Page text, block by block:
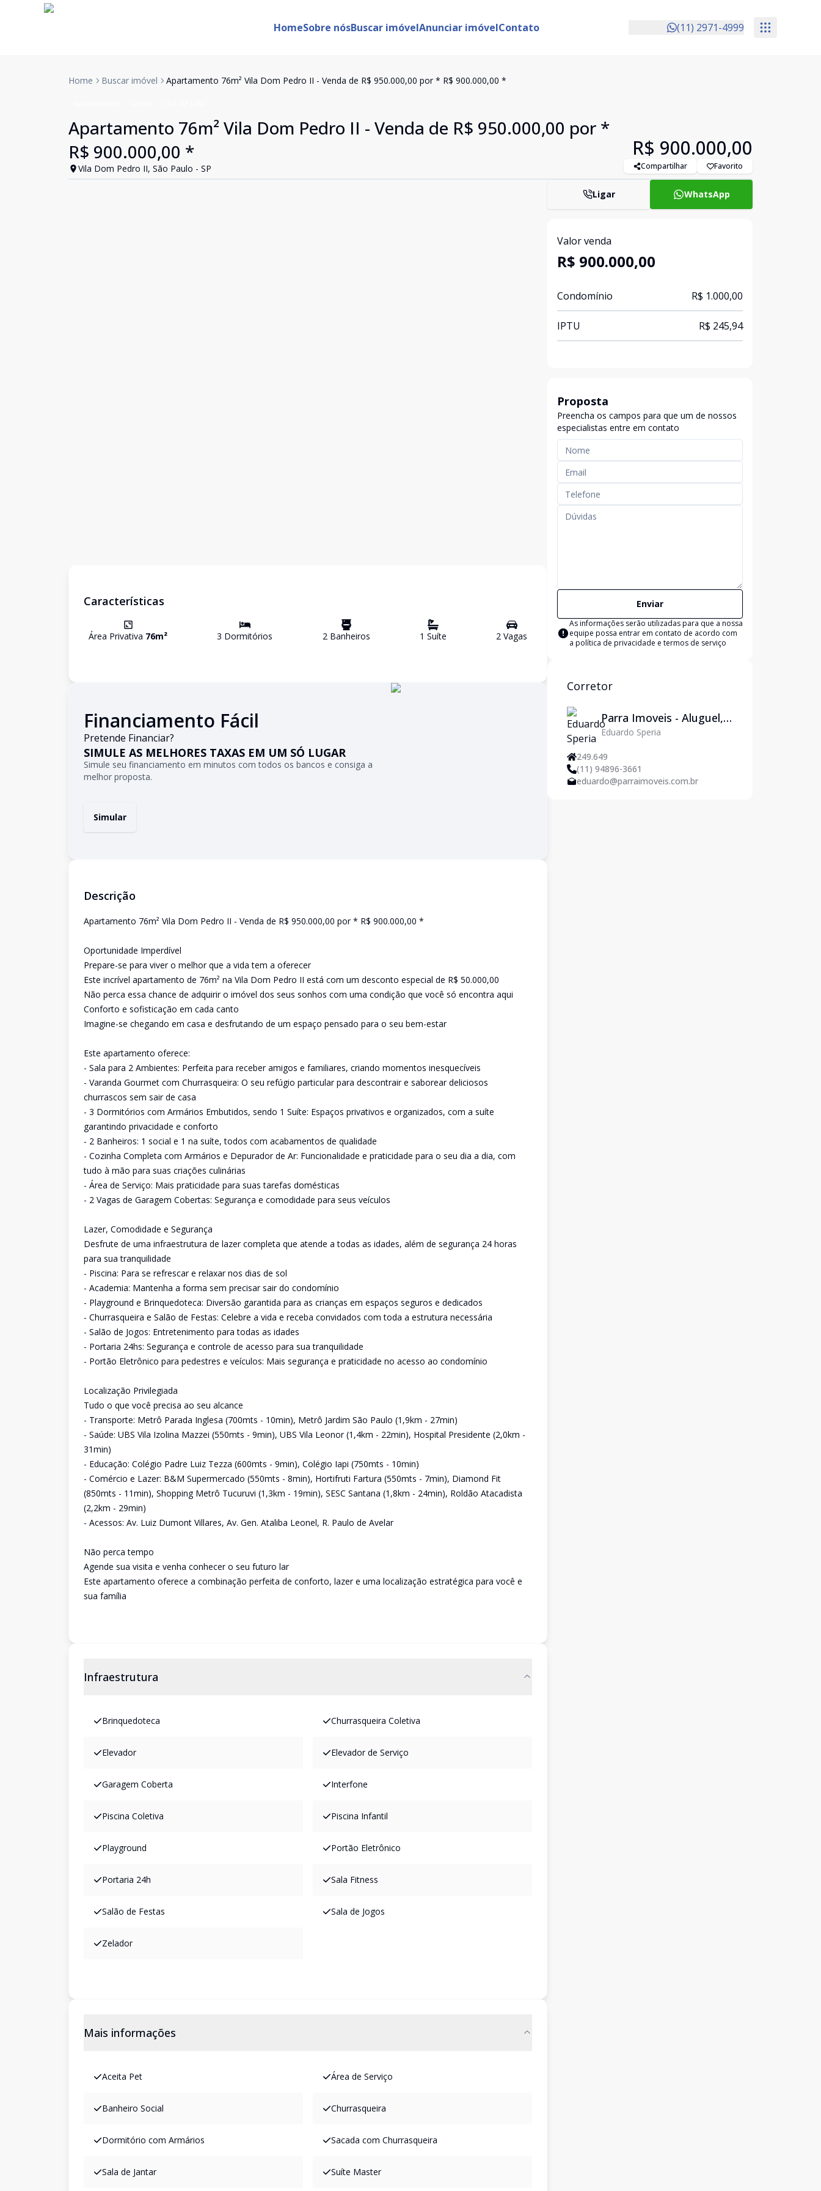
HomeSobre nósBuscar imóvelAnunciar imóvelContato (11) 2971-4999
Home Buscar imóvel Apartamento 76m² Vila Dom Pedro II - Venda de R$ 950.000,00 por * R$ 900.000,00 *
Apartamento 76m² Vila Dom Pedro II - Venda de R$ 950.000,00 por *
R$ 900.000,00 *
Vila Dom Pedro II, São Paulo - SP
R$ 900.000,00
Compartilhar Favorito
Características
Área Privativa 76m² 3 Dormitórios 2Banheiros 1 Suíte 2 Vagas
Financiamento Fácil
Pretende Financiar?
SIMULE AS MELHORES TAXAS EM UM SÓ LUGAR
Simule seu financiamento em minutos com todos os bancos e consiga a
melhor proposta.
Simular
Descrição
Apartamento 76m² Vila Dom Pedro II - Venda de R$ 950.000,00 por * R$ 900.000,00 *
Oportunidade Imperdível
Prepare-se para viver o melhor que a vida tem a oferecer
Este incrível apartamento de 76m² na Vila Dom Pedro II está com um desconto especial de R$ 50.000,00
Não perca essa chance de adquirir o imóvel dos seus sonhos com uma condição que você só encontra aqui
Conforto e sofisticação em cada canto
Imagine-se chegando em casa e desfrutando de um espaço pensado para o seu bem-estar
Este apartamento oferece:
- Sala para 2 Ambientes: Perfeita para receber amigos e familiares, criando momentos inesquecíveis
- Varanda Gourmet com Churrasqueira: O seu refúgio particular para descontrair e saborear deliciosos
churrascos sem sair de casa
- 3 Dormitórios com Armários Embutidos, sendo 1 Suíte: Espaços privativos e organizados, com a suíte
garantindo privacidade e conforto
- 2 Banheiros: 1 social e 1 na suíte, todos com acabamentos de qualidade
- Cozinha Completa com Armários e Depurador de Ar: Funcionalidade e praticidade para o seu dia a dia, com
tudo à mão para suas criações culinárias
- Área de Serviço: Mais praticidade para suas tarefas domésticas
- 2 Vagas de Garagem Cobertas: Segurança e comodidade para seus veículos
Lazer, Comodidade e Segurança
Desfrute de uma infraestrutura de lazer completa que atende a todas as idades, além de segurança 24 horas
para sua tranquilidade
- Piscina: Para se refrescar e relaxar nos dias de sol
- Academia: Mantenha a forma sem precisar sair do condomínio
- Playground e Brinquedoteca: Diversão garantida para as crianças em espaços seguros e dedicados
- Churrasqueira e Salão de Festas: Celebre a vida e receba convidados com toda a estrutura necessária
- Salão de Jogos: Entretenimento para todas as idades
- Portaria 24hs: Segurança e controle de acesso para sua tranquilidade
- Portão Eletrônico para pedestres e veículos: Mais segurança e praticidade no acesso ao condomínio
Localização Privilegiada
Tudo o que você precisa ao seu alcance
- Transporte: Metrô Parada Inglesa (700mts - 10min), Metrô Jardim São Paulo (1,9km - 27min)
- Saúde: UBS Vila Izolina Mazzei (550mts - 9min), UBS Vila Leonor (1,4km - 22min), Hospital Presidente (2,0km -
31min)
- Educação: Colégio Padre Luiz Tezza (600mts - 9min), Colégio Iapi (750mts - 10min)
- Comércio e Lazer: B&M Supermercado (550mts - 8min), Hortifruti Fartura (550mts - 7min), Diamond Fit
(850mts - 11min), Shopping Metrô Tucuruvi (1,3km - 19min), SESC Santana (1,8km - 24min), Roldão Atacadista
(2,2km - 29min)
- Acessos: Av. Luiz Dumont Villares, Av. Gen. Ataliba Leonel, R. Paulo de Avelar
Não perca tempo
Agende sua visita e venha conhecer o seu futuro lar
Este apartamento oferece a combinação perfeita de conforto, lazer e uma localização estratégica para você e
sua família
Infraestrutura
Brinquedoteca Churrasqueira Coletiva
Elevador Elevador de Serviço
Garagem Coberta Interfone
Piscina Coletiva Piscina Infantil
Playground Portão Eletrônico
Portaria 24h Sala Fitness
Salão de Festas Sala de Jogos
Zelador
Mais informações
Aceita Pet Área de Serviço
Banheiro Social Churrasqueira
Dormitório com Armários Sacada com Churrasqueira
Sala de Jantar Suíte Master
Ligar WhatsApp
Valor venda
R$ 900.000,00
Condomínio R$ 1.000,00
IPTU R$ 245,94
Proposta
Preencha os campos para que um de nossos
especialistas entre em contato
Enviar
As informações serão utilizadas para que a nossa
equipe possa entrar em contato de acordo com
a política de privacidade e termos de serviço
Corretor
Parra Imoveis - Aluguel,
Venda, Adm. de Imóveis
e Jurídico em São Paulo
Eduardo Speria
249.649
(11) 94896-3661
eduardo@parraimoveis.com.br